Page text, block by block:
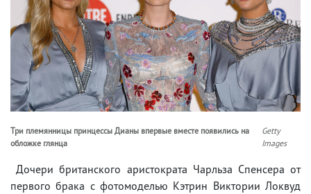
Три племянницы принцессы Дианы впервые вместе появились на
обложке глянца
Getty
Images
Дочери британского аристократа Чарльза Спенсера от
первого брака с фотомоделью Кэтрин Виктории Локвуд